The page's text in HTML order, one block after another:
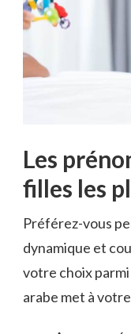
Les
filles les
Préférez-vous
dynamique et
votre choix
arabe met à